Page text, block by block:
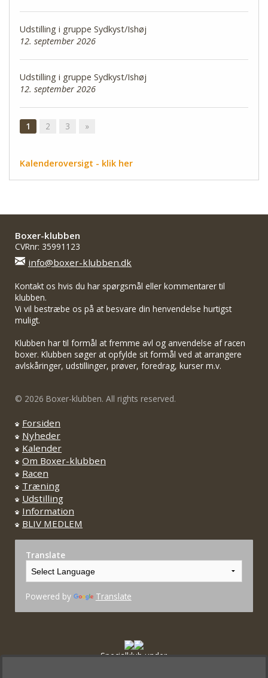
Udstilling i gruppe Sydkyst/Ishøj
12. september 2026
Udstilling i gruppe Sydkyst/Ishøj
12. september 2026
1 2 3 »
Kalenderoversigt - klik her
Boxer-klubben
CVRnr: 35991123
info@boxer-klubben.dk
Kontakt os hvis du har spørgsmål eller kommentarer til
klubben.
Vi vil bestræbe os på at besvare din henvendelse hurtigst
muligt.
Klubben har til formål at fremme avl og anvendelse af racen
boxer. Klubben søger at opfylde sit formål ved at arrangere
avlskåringer, udstillinger, prøver, foredrag, kurser m.v.
© 2026 Boxer-klubben. All rights reserved.
Forsiden
Nyheder
Kalender
Om Boxer-klubben
Racen
Træning
Udstilling
Information
BLIV MEDLEM
Translate
Powered by Translate
Specialklub under